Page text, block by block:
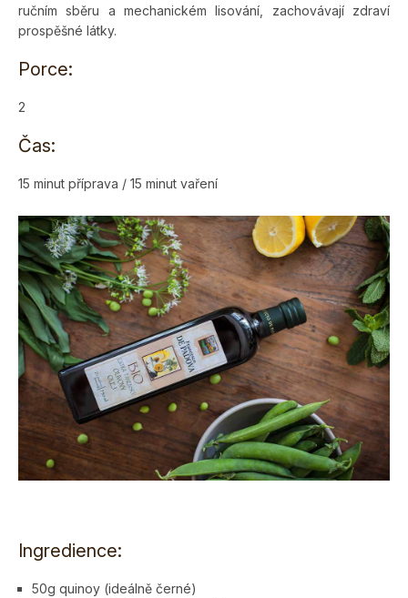
ručním sběru a mechanickém lisování, zachovávají zdraví
prospěšné látky.
Porce:
2
Čas:
15 minut příprava / 15 minut vaření
Ingredience:
50g quinoy (ideálně černé)